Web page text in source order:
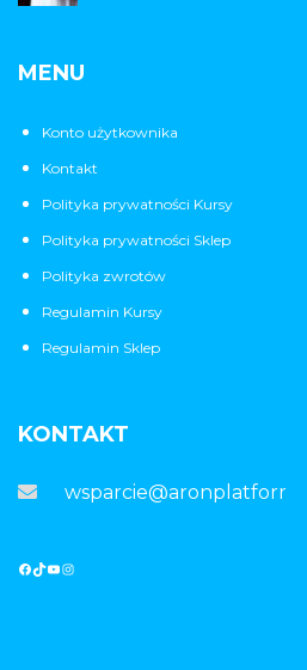
MENU
Konto użytkownika
Kontakt
Polityka prywatności Kursy
Polityka prywatności Sklep
Polityka zwrotów
Regulamin Kursy
Regulamin Sklep
KONTAKT